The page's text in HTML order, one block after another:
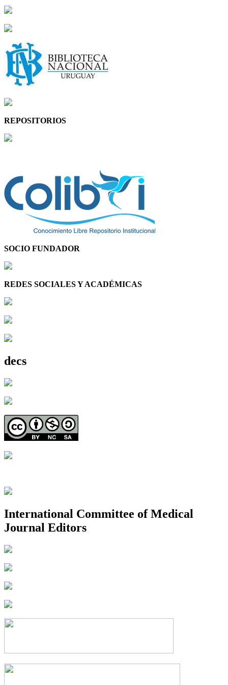
REPOSITORIOS
SOCIO FUNDADOR
REDES SOCIALES Y ACADÉMICAS
decs
International Committee of Medical
Journal Editors